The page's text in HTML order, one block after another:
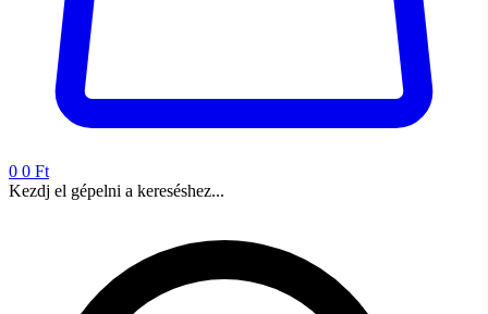
0 0 Ft
Kezdj el gépelni a kereséshez...